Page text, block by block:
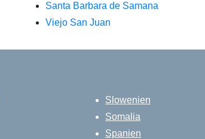
Santa Barbara de Samana
Viejo San Juan
Slowenien
Somalia
Spanien